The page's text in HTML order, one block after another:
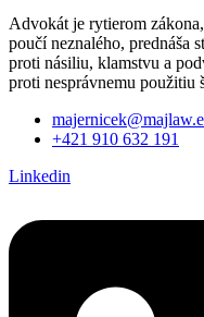
Advokát je rytierom
poučí neznalého, prednáša
proti násiliu, klamstvu a
proti nesprávnemu použitiu
+421 910 632 191
Linkedin